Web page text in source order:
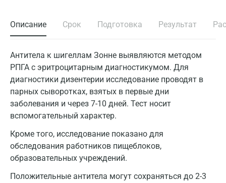
Описание Срок Подготовка Результат
Антитела к шигеллам Зонне выявляются методом
РПГА с эритроцитарным диагностикумом. Для
диагностики дизентерии исследование проводят в
парных сыворотках, взятых в первые дни
заболевания и через 7-10 дней. Тест носит
вспомогательный характер.
Кроме того, исследование показано для
обследования работников пищеблоков,
образовательных учреждений.
Положительные антитела могут сохраняться до 2-3